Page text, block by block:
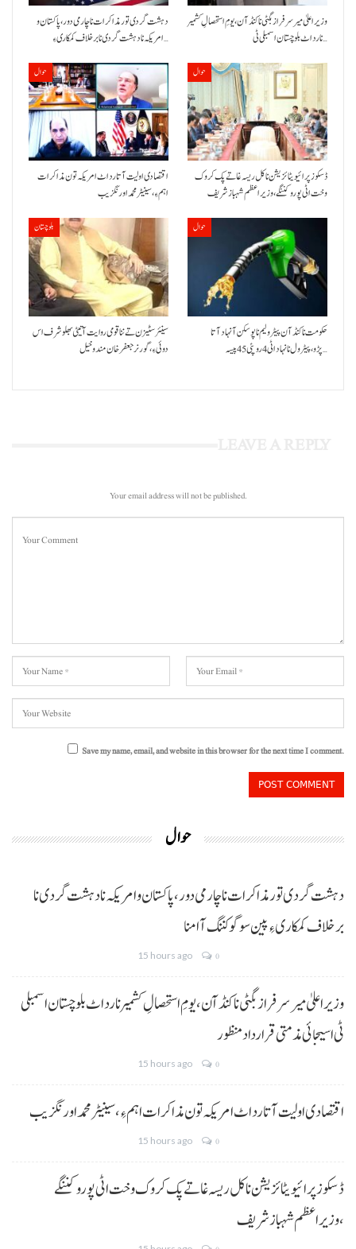
دہشت گردی تور مذاکرات نا چارمی دور،پاکستان و
امریکہ نا دہشت گردی نا برخلاف کمکاری ءِ…
وزیراعلیٰ میر سرفراز بگٹی نا کنڈ آن،یومِ استحصالِ کشمیر
نا رد اٹ بلوچستان اسمبلی ٹی…
حوال
اقتصادی اولیت آتا رد اٹ امریکہ تون مذاکرات
اہم ءِ،سینیٹر محمد اورنگزیب
حوال
ڈسکوز پرائیویٹائزیشن نا کل ریسہ غاتے پک کروک
وخت اٹی پورو کننگے ،وزیراعظم شہباز شریف
بلوچستان
سینئر سٹیزن تے ننا قومی روایت آتیٹی بھلو شرف اس
دوئی ءِ،گورنر جعفرخان مندوخیل
حوال
حکومت نا کنڈ آن پیٹرولیم نا پوسکن آ نہاد آتا
پڑو،پیٹرول نا نہاد اٹی 4 روپئی 45 پیسہ…
Your email address will not be published.
Save my name, email, and website in this browser for the next time I comment.
حوال
دہشت گردی تور مذاکرات نا چارمی دور،پاکستان و امریکہ نا دہشت گردی نا
برخلاف کمکاری ءِ پین سوگو کننگ آ امنا
15 hours ago 0
وزیراعلیٰ میر سرفراز بگٹی نا کنڈ آن،یومِ استحصالِ کشمیر نا رد اٹ بلوچستان اسمبلی
ٹی اسیجائی مذمتی قرارداد منظور
15 hours ago 0
اقتصادی اولیت آتا رد اٹ امریکہ تون مذاکرات اہم ءِ،سینیٹر محمد اورنگزیب
15 hours ago 0
ڈسکوز پرائیویٹائزیشن نا کل ریسہ غاتے پک کروک وخت اٹی پورو کننگے
،وزیراعظم شہباز شریف